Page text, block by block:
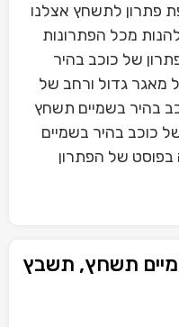
פתרון לתשחץ אצלנו
מכל הפתרונות
של כוכב בהיר
מאגר גדול ורחב של
בהיר בשמיים תשחץ
כוכב בהיר בשמיים
בפוסט של הפתרון
תשחץ, תשבץ